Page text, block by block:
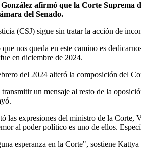
del Senado.
(CSJ) sigue sin tratar la acción de
que nos queda en este camino es
en diciembre de 2024.
del 2024 alteró la composición del
un mensaje al resto de la
las expresiones del ministro de la Corte,
al poder político es uno de ellos.
esperanza en la Corte", sostiene